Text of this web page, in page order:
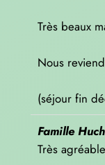
Très beaux
Nous
(séjour fin
Famille
Très agréable